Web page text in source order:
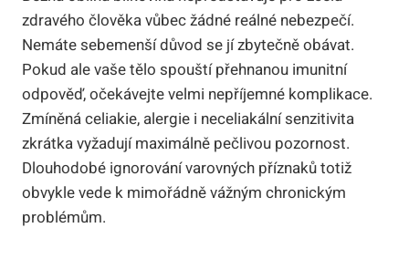
zdravého člověka vůbec žádné reálné nebezpečí.
Nemáte sebemenší důvod se jí zbytečně obávat.
Pokud ale vaše tělo spouští přehnanou imunitní
odpověď, očekávejte velmi nepříjemné komplikace.
Zmíněná celiakie, alergie i neceliakální senzitivita
zkrátka vyžadují maximálně pečlivou pozornost.
Dlouhodobé ignorování varovných příznaků totiž
obvykle vede k mimořádně vážným chronickým
problémům.